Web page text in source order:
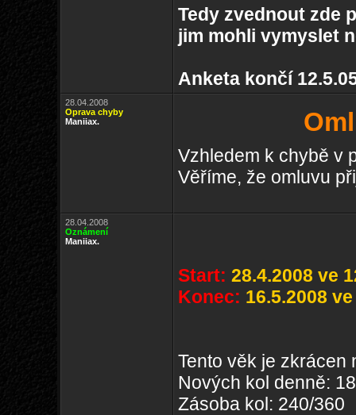
Tedy zvednout zde
jim mohli vymyslet
Anketa končí
28.04.2008
Oprava chyby
Maniiax.
Vzhledem k chybě v
Věříme, že omluvu
28.04.2008
Oznámení
Maniiax.
Start: 28.4.2008 ve
Konec: 16.5.2008
Tento věk je zkrácen
Nových kol denně:
Zásoba kol: 240/360